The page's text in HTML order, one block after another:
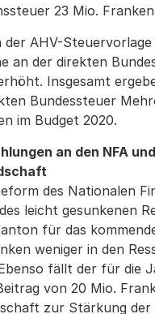
23 Mio.
der AHV-
an der direkten
Insgesamt
Bundessteuer
im Budget 2020.
an den NFA
des Nationalen
leicht gesunkenen
für das
weniger in den
fällt der für die
von 20 Mio.
zur Stärkung